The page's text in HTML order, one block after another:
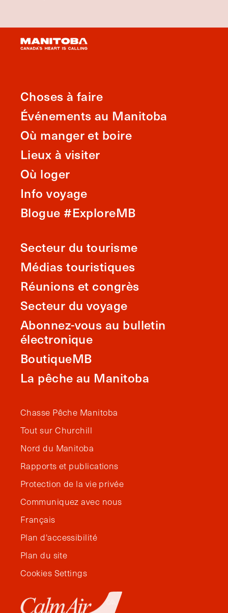
Choses à faire
Événements au Manitoba
Où manger et boire
Lieux à visiter
Où loger
Info voyage
Blogue #ExploreMB
Secteur du tourisme
Médias touristiques
Réunions et congrès
Secteur du voyage
Abonnez-vous au bulletin
électronique
BoutiqueMB
La pêche au Manitoba
Chasse Pêche Manitoba
Tout sur Churchill
Nord du Manitoba
Rapports et publications
Protection de la vie privée
Communiquez avec nous
Français
Plan d'accessibilité
Plan du site
Cookies Settings